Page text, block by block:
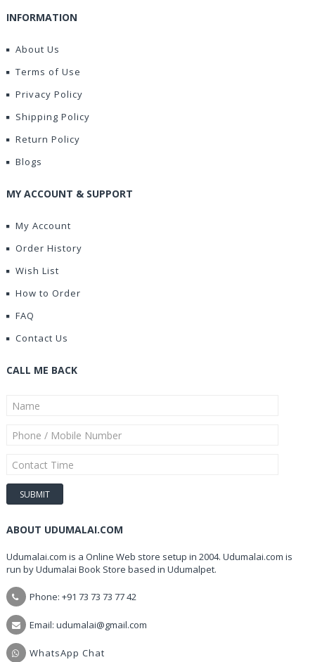
INFORMATION
About Us
Terms of Use
Privacy Policy
Shipping Policy
Return Policy
Blogs
MY ACCOUNT & SUPPORT
My Account
Order History
Wish List
How to Order
FAQ
Contact Us
CALL ME BACK
ABOUT UDUMALAI.COM
Udumalai.com is a Online Web store setup in 2004. Udumalai.com is
run by Udumalai Book Store based in Udumalpet.
Phone: +91 73 73 73 77 42
Email: udumalai@gmail.com
WhatsApp Chat